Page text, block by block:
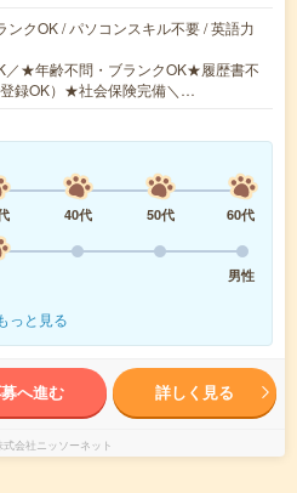
ンクOK / パソコンスキル不要 / 英語力
／★年齢不問・ブランクOK★履歴書不
録OK）★社会保険完備＼…
40代 50代
60代
男性
っと見る
へ進む 詳しく見る
式会社ニッソーネット